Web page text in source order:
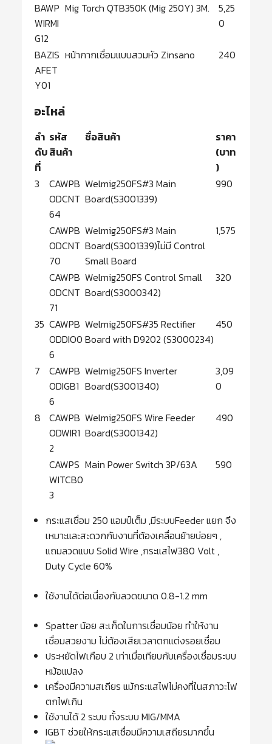
BAWP
WIRMI
G12
Mig Torch QTB350K (Mig 250Y) 3M.
5,25
0
BAZIS
AFET
Y01
หน้ากากเชื่อมแบบสวมหัว Zinsano 240
อะไหล่
ลำ
ดับ
ที่
รหัส
สินค้า
ชื่อสินค้า
ราคา
(บาท
)
3
CAWPB
ODCNT
64
Welmig250FS#3 Main
Board(S3001339)
990
CAWPB
ODCNT
70
Welmig250FS#3 Main
Board(S3001339)ไม่มี Control
Small Board
1,575
CAWPB
ODCNT
71
Welmig250FS Control Small
Board(S3000342)
320
35 CAWPB
ODDIO0
6
Welmig250FS#35 Rectifier
Board with D9202 (S3000234)
450
7
CAWPB
ODIGB1
6
Welmig250FS Inverter
Board(S3001340)
3,09
0
8
CAWPB
ODWIR1
2
Welmig250FS Wire Feeder
Board(S3001342)
490
CAWPS
WITCB0
3
Main Power Switch 3P/63A 590
กระแสเชื่อม 250 แอมป์เต็ม ,มีระบบFeeder แยก จึง
เหมาะและสะดวกกับงานที่ต้องเคลื่อนย้ายบ่อยๆ ,
แถมลวดแบบ Solid Wire ,กระแสไฟ380 Volt ,
Duty Cycle 60%
ใช้งานได้ต่อเนื่องกับลวดขนาด 0.8-1.2 mm
Spatter น้อย สะเก็ดในการเชื่อมน้อย ทำให้งาน
เชื่อมสวยงาม ไม่ต้องเสียเวลาตกแต่งรอยเชื่อม
ประหยัดไฟเกือบ 2 เท่าเมื่อเทียบกับเครื่องเชื่อมระบบ
หม้อแปลง
เครื่องมีความสเถียร แม้กระแสไฟไม่คงที่ในสภาวะไฟ
ตกไฟเกิน
ใช้งานได้ 2 ระบบ ทั้งระบบ MIG/MMA
IGBT ช่วยให้กระแสเชื่อมมีความเสถียรมากขึ้น